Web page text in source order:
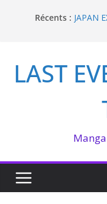
Récents : JAPAN
Bilan
LAST